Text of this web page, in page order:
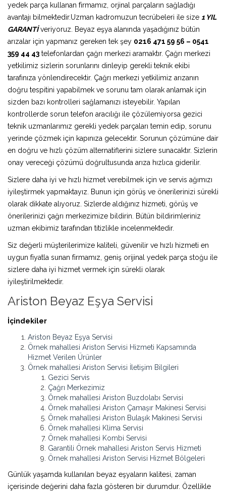
yedek parça kullanan firmamız, orjinal parçaların sağladığı
avantajı bilmektedir.Uzman kadromuzun tecrübeleri ile size 1 YIL
GARANTİveriyoruz. Beyaz eşya alanında yaşadığınız bütün
arızalar için yapmanız gereken tek şey 0216 471 59 56 – 0541
359 44 43 telefonlardan çağrı merkezi aramaktır. Çağrı merkezi
yetkilimiz sizlerin sorunlarını dinleyip gerekli teknik ekibi
tarafınıza yönlendirecektir. Çağrı merkezi yetkilimiz arızanın
doğru tespitini yapabilmek ve sorunu tam olarak anlamak için
sizden bazı kontrolleri sağlamanızı isteyebilir. Yapılan
kontrollerde sorun telefon aracılığı ile çözülemiyorsa gezici
teknik uzmanlarımız gerekli yedek parçaları temin edip, sorunu
yerinde çözmek için kapınıza gelecektir. Sorunun çözümüne dair
en doğru ve hızlı çözüm alternatiflerini sizlere sunacaktır. Sizlerin
onay vereceği çözümü doğrultusunda arıza hızlıca giderilir.
Sizlere daha iyi ve hızlı hizmet verebilmek için ve servis ağımızı
iyileştirmek yapmaktayız. Bunun için görüş ve önerilerinizi sürekli
olarak dikkate alıyoruz. Sizlerde aldığınız hizmeti, görüş ve
önerilerinizi çağrı merkezimize bildirin. Bütün bildirimleriniz
uzman ekibimiz tarafından titizlikle incelenmektedir.
Siz değerli müşterilerimize kaliteli, güvenilir ve hızlı hizmeti en
uygun fiyatla sunan firmamız, geniş orijinal yedek parça stoğu ile
sizlere daha iyi hizmet vermek için sürekli olarak
iyileştirilmektedir.
Ariston Beyaz Eşya Servisi
İçindekiler
Ariston Beyaz Eşya Servisi
Örnek mahallesi Ariston Servisi Hizmeti Kapsamında
Hizmet Verilen Ürünler
Örnek mahallesi Ariston Servisi İletişim Bilgileri
Gezici Servis
Çağrı Merkezimiz
Örnek mahallesi Ariston Buzdolabı Servisi
Örnek mahallesi Ariston Çamaşır Makinesi Servisi
Örnek mahallesi Ariston Bulaşık Makinesi Servisi
Örnek mahallesi Klima Servisi
Örnek mahallesi Kombi Servisi
Garantili Örnek mahallesi Ariston Servis Hizmeti
Örnek mahallesi Ariston Servisi Hizmet Bölgeleri
Günlük yaşamda kullanılan beyaz eşyaların kalitesi, zaman
içerisinde değerini daha fazla gösteren bir durumdur. Özellikle